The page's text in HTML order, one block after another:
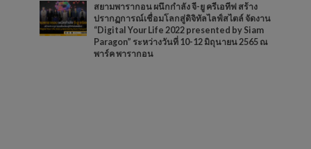
สยามพารากอน ผนึกกำลัง จี-ยู ครีเอทีฟ สร้าง
ปรากฏการณ์เชื่อมโลกสู่ดิจิทัลไลฟ์สไตล์ จัดงาน
“Digital Your Life 2022 presented by Siam
Paragon” ระหว่างวันที่ 10-12 มิถุนายน 2565 ณ
พาร์ค พารากอน